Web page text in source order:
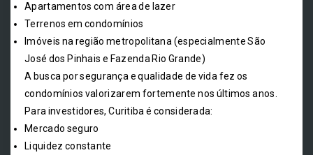
Apartamentos com área de lazer
Terrenos em condomínios
Imóveis na região metropolitana (especialmente São
José dos Pinhais e Fazenda Rio Grande)
A busca por segurança e qualidade de vida fez os
condomínios valorizarem fortemente nos últimos anos.
Para investidores, Curitiba é considerada:
Mercado seguro
Liquidez constante